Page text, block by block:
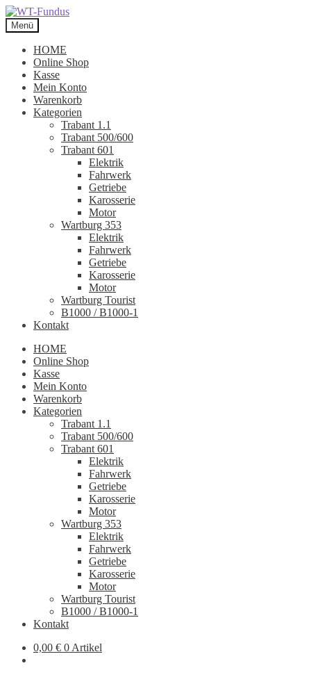
Zur
Navigation
springen
Zum
Inhalt
springen
Menü
HOME
Online Shop
Kasse
Mein Konto
Warenkorb
Kategorien
Trabant 1.1
Trabant 500/600
Trabant 601
Elektrik
Fahrwerk
Getriebe
Karosserie
Motor
Wartburg 353
Elektrik
Fahrwerk
Getriebe
Karosserie
Motor
Wartburg Tourist
B1000 / B1000-1
Kontakt
HOME
Online Shop
Kasse
Mein Konto
Warenkorb
Kategorien
Trabant 1.1
Trabant 500/600
Trabant 601
Elektrik
Fahrwerk
Getriebe
Karosserie
Motor
Wartburg 353
Elektrik
Fahrwerk
Getriebe
Karosserie
Motor
Wartburg Tourist
B1000 / B1000-1
Kontakt
0,00 € 0 Artikel